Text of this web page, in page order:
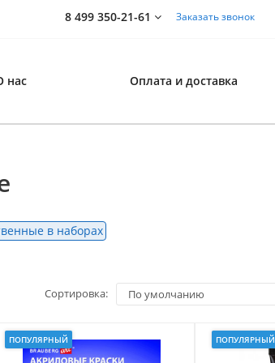
8 499 350-21-61 Заказать звонок
нас Оплата и доставка
в наборах
Сортировка:
ПОПУЛЯРНЫЙ ПОПУЛЯРНЫЙ